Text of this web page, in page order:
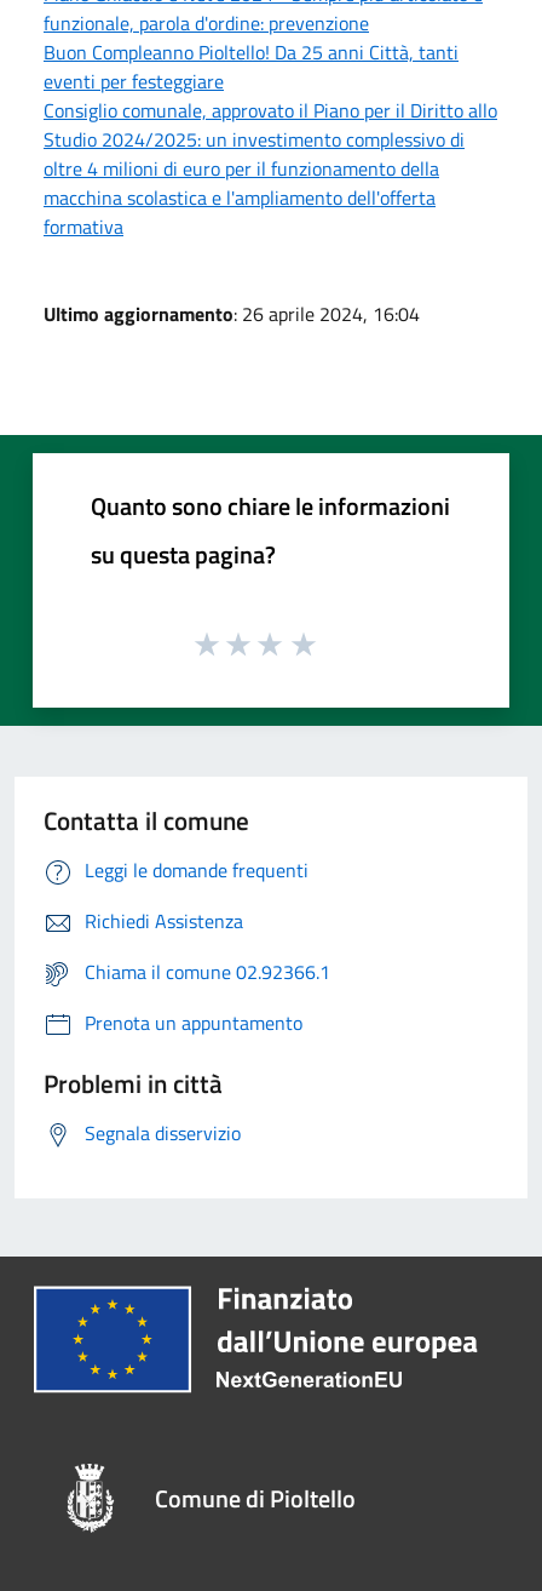
funzionale, parola d'ordine: prevenzione
Buon Compleanno Pioltello! Da 25 anni Città, tanti
eventi per festeggiare
Consiglio comunale, approvato il Piano per il Diritto allo
Studio 2024/2025: un investimento complessivo di
oltre 4 milioni di euro per il funzionamento della
macchina scolastica e l'ampliamento dell'offerta
formativa
Ultimo aggiornamento: 26 aprile 2024, 16:04
Quanto sono chiare le informazioni
su questa pagina?
Contatta il comune
Leggi le domande frequenti
Richiedi Assistenza
Chiama il comune 02.92366.1
Prenota un appuntamento
Problemi in città
Segnala disservizio
Comune di Pioltello